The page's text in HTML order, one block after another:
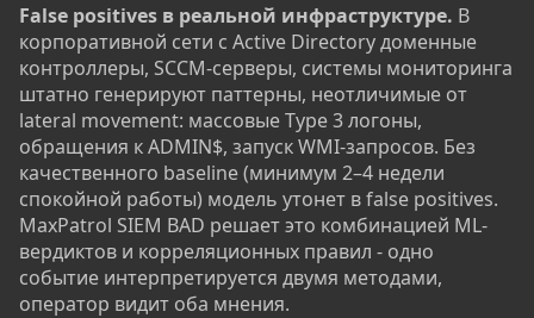
False positives в реальной инфраструктуре. В
корпоративной сети с Active Directory доменные
контроллеры, SCCM-серверы, системы мониторинга
штатно генерируют паттерны, неотличимые от
lateral movement: массовые Type 3 логоны,
обращения к ADMIN$, запуск WMI-запросов. Без
качественного baseline (минимум 2–4 недели
спокойной работы) модель утонет в false positives.
MaxPatrol SIEM BAD решает это комбинацией ML-
вердиктов и корреляционных правил - одно
событие интерпретируется двумя методами,
оператор видит оба мнения.